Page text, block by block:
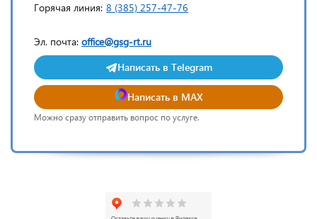
Горячая линия: 8 (385) 257-47-76
Эл. почта: office@gsg-rt.ru
Написать в Telegram
Написать в MAX
Можно сразу отправить вопрос по услуге.